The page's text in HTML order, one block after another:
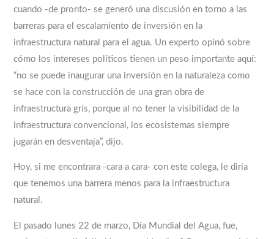
cuando -de pronto- se generó una discusión en torno a las
barreras para el escalamiento de inversión en la
infraestructura natural para el agua. Un experto opinó sobre
cómo los intereses políticos tienen un peso importante aquí:
“no se puede inaugurar una inversión en la naturaleza como
se hace con la construcción de una gran obra de
infraestructura gris, porque al no tener la visibilidad de la
infraestructura convencional, los ecosistemas siempre
jugarán en desventaja”, dijo.
Hoy, si me encontrara -cara a cara- con este colega, le diría
que tenemos una barrera menos para la infraestructura
natural.
El pasado lunes 22 de marzo, Día Mundial del Agua, fue,